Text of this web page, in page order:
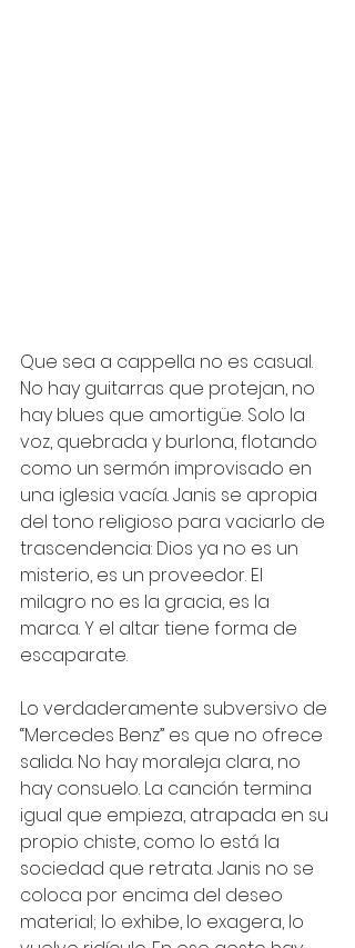
Que sea a cappella no es casual.
No hay guitarras que protejan, no
hay blues que amortigüe. Solo la
voz, quebrada y burlona, flotando
como un sermón improvisado en
una iglesia vacía. Janis se apropia
del tono religioso para vaciarlo de
trascendencia: Dios ya no es un
misterio, es un proveedor. El
milagro no es la gracia, es la
marca. Y el altar tiene forma de
escaparate.
Lo verdaderamente subversivo de
“Mercedes Benz” es que no ofrece
salida. No hay moraleja clara, no
hay consuelo. La canción termina
igual que empieza, atrapada en su
propio chiste, como lo está la
sociedad que retrata. Janis no se
coloca por encima del deseo
material; lo exhibe, lo exagera, lo